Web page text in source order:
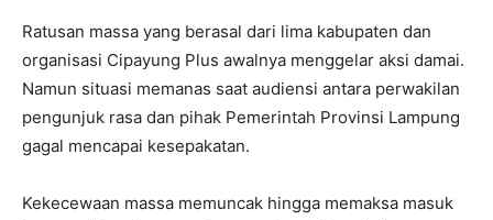
Ratusan massa yang berasal dari lima kabupaten dan
organisasi Cipayung Plus awalnya menggelar aksi damai.
Namun situasi memanas saat audiensi antara perwakilan
pengunjuk rasa dan pihak Pemerintah Provinsi Lampung
gagal mencapai kesepakatan.
Kekecewaan massa memuncak hingga memaksa masuk